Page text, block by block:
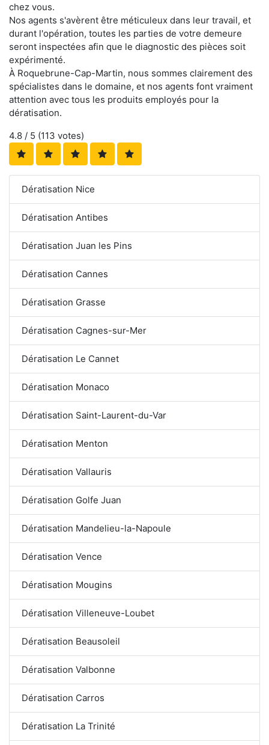
chez vous.
Nos agents s'avèrent être méticuleux dans leur travail, et
durant l'opération, toutes les parties de votre demeure
seront inspectées afin que le diagnostic des pièces soit
expérimenté.
À Roquebrune-Cap-Martin, nous sommes clairement des
spécialistes dans le domaine, et nos agents font vraiment
attention avec tous les produits employés pour la
dératisation.
4.8 / 5 (113 votes)
Dératisation Nice
Dératisation Antibes
Dératisation Juan les Pins
Dératisation Cannes
Dératisation Grasse
Dératisation Cagnes-sur-Mer
Dératisation Le Cannet
Dératisation Monaco
Dératisation Saint-Laurent-du-Var
Dératisation Menton
Dératisation Vallauris
Dératisation Golfe Juan
Dératisation Mandelieu-la-Napoule
Dératisation Vence
Dératisation Mougins
Dératisation Villeneuve-Loubet
Dératisation Beausoleil
Dératisation Valbonne
Dératisation Carros
Dératisation La Trinité